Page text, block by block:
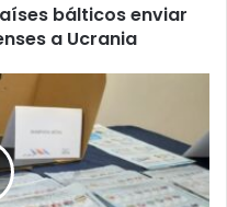
bálticos enviar
a Ucrania